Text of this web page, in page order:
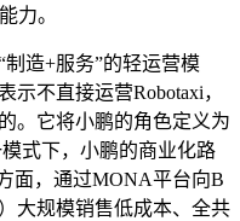
力。
造+服务”的轻运营模
不直接运营Robotaxi，
。它将小鹏的角色定义为
式下，小鹏的商业化路
面，通过MONA平台向B
大规模销售低成本、全共